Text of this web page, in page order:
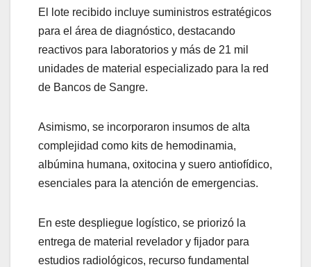
​El lote recibido incluye suministros estratégicos
para el área de diagnóstico, destacando
reactivos para laboratorios y más de 21 mil
unidades de material especializado para la red
de Bancos de Sangre.
Asimismo, se incorporaron insumos de alta
complejidad como kits de hemodinamia,
albúmina humana, oxitocina y suero antiofídico,
esenciales para la atención de emergencias.
​En este despliegue logístico, se priorizó la
entrega de material revelador y fijador para
estudios radiológicos, recurso fundamental